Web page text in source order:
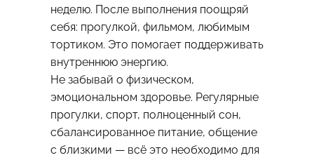
неделю. После выполнения поощряй
себя: прогулкой, фильмом, любимым
тортиком. Это помогает поддерживать
внутреннюю энергию.
Не забывай о физическом,
эмоциональном здоровье. Регулярные
прогулки, спорт, полноценный сон,
сбалансированное питание, общение
с близкими — всё это необходимо для